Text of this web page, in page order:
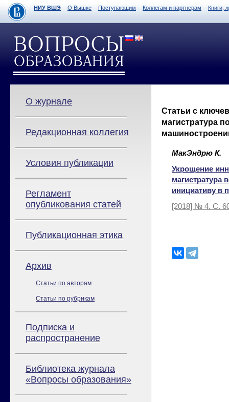
НИУ ВШЭ О Вышке Поступающим Коллегам и партнерам Книги,
О журнале
Редакционная коллегия
Условия публикации
Регламент
опубликования статей
Публикационная этика
Архив
Статьи по авторам
Статьи по рубрикам
Подписка и
распространение
Библиотека журнала
«Вопросы образования»
Статьи с
магистратура
МакЭндрю К.
Укрощение
магистратура
инициативу в
[2018] № 4. С.